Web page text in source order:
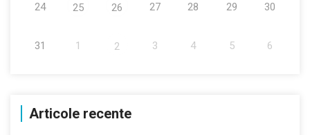
24 25 26 27 28 29 30
31 1 2 3 4 5 6
Articole recente